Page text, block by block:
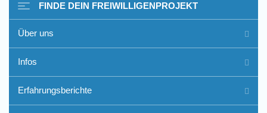
Freiwilligenarbeit im Ausland
- Erfahrungsberichte
FINDE DEIN FREIWILLIGENPROJEKT
Über uns
Infos
Erfahrungsberichte